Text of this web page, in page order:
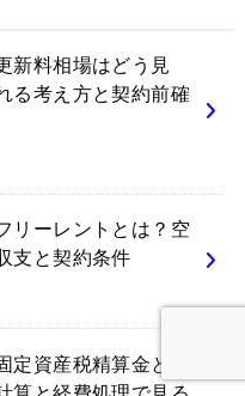
新料相場はどう見
る考え方と契約前確
リーレントとは？空
支と契約条件
定資産税精算金と